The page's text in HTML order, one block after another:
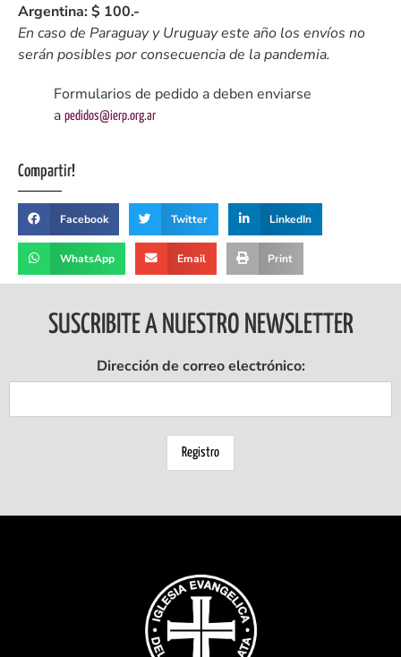
Argentina: $ 100.-
En caso de Paraguay y Uruguay este año los envíos no
serán posibles por consecuencia de la pandemia.
Formularios de pedido a deben enviarse
a pedidos@ierp.org.ar
Compartir!
Facebook Twitter LinkedIn
WhatsApp Email Print
SUSCRIBITE A NUESTRO NEWSLETTER
Dirección de correo electrónico: